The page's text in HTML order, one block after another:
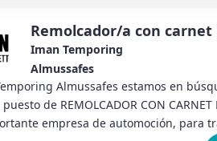
Remolcador/a con
Iman Temporing
Almussafes
Almussafes estamos en
de REMOLCADOR CON CARNET
empresa de automoción, para